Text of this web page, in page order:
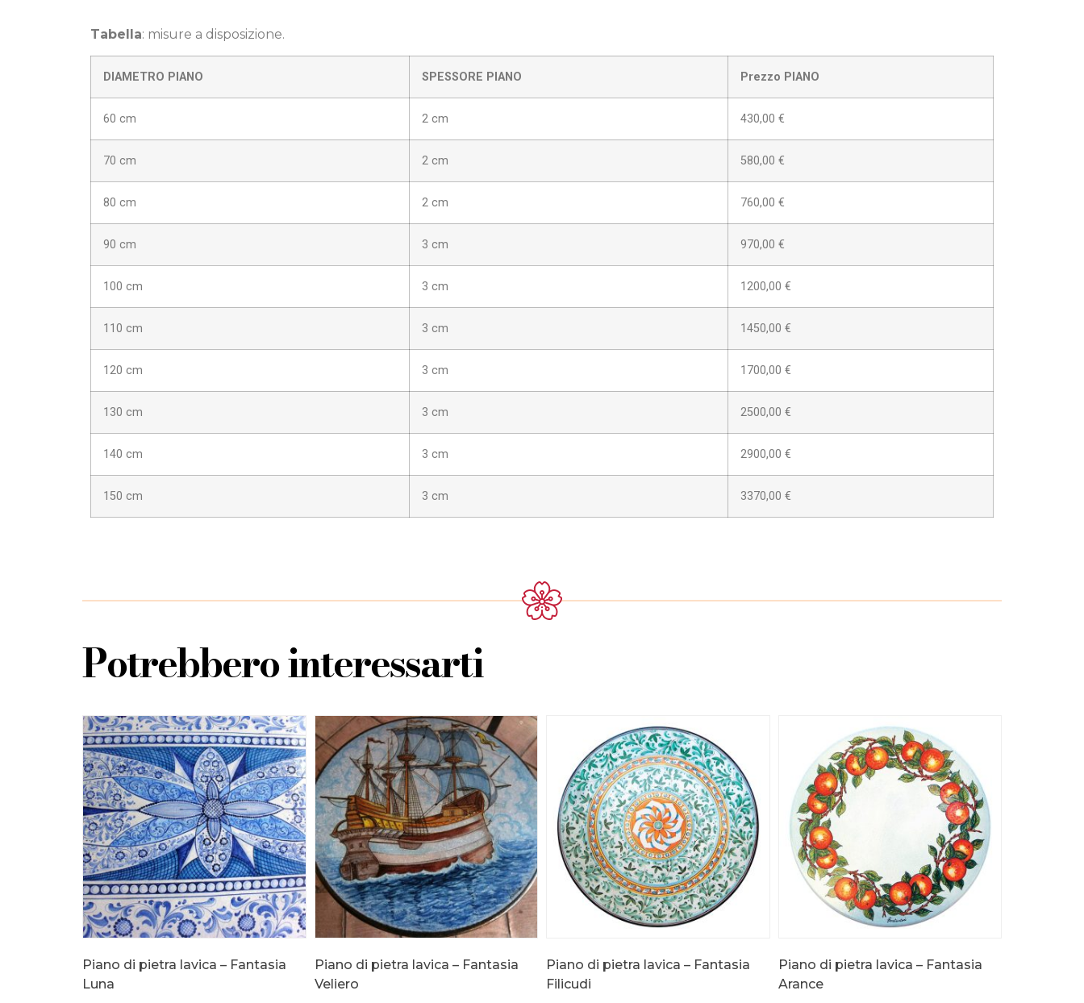
Tabella: misure a disposizione.
DIAMETRO PIANO SPESSORE PIANO Prezzo PIANO
60 cm 2 cm 430,00 €
70 cm 2 cm 580,00 €
80 cm 2 cm 760,00 €
90 cm 3 cm 970,00 €
100 cm 3 cm 1200,00 €
110 cm 3 cm 1450,00 €
120 cm 3 cm 1700,00 €
130 cm 3 cm 2500,00 €
140 cm 3 cm 2900,00 €
150 cm 3 cm 3370,00 €
Potrebbero interessarti
Piano di pietra lavica – Fantasia
Luna
Piano di pietra lavica – Fantasia
Veliero
Piano di pietra lavica – Fantasia
Filicudi
Piano di pietra lavica – Fantasia
Arance